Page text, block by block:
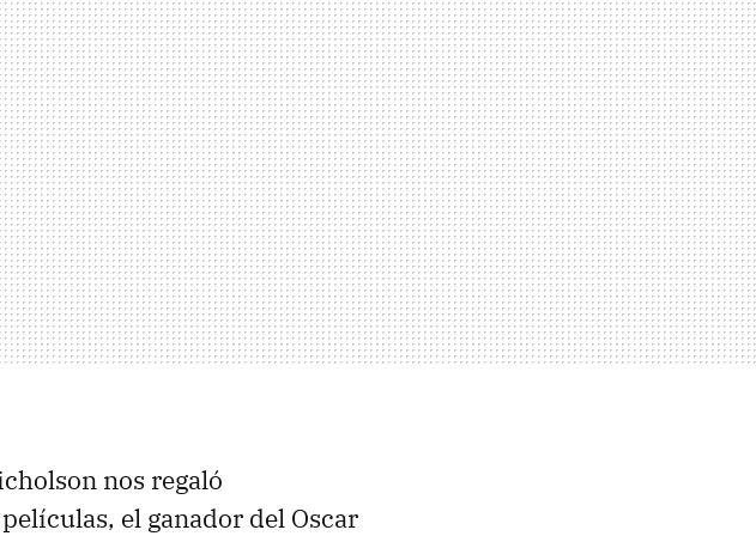
nos regaló
el ganador del Oscar